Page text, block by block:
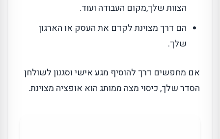
הצוות שלך,מקום העבודה ועוד.
הם דרך מצוינת לקדם את העסק או הארגון
שלך.
אם מחפשים דרך להוסיף מגע אישי וסגנון לשולחן
הסדר שלך, כיסוי מצה ממותג הוא אופציה מצוינת.